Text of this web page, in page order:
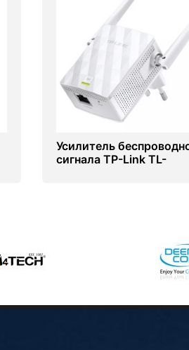
Усилитель
сигнала TP-Link TL-